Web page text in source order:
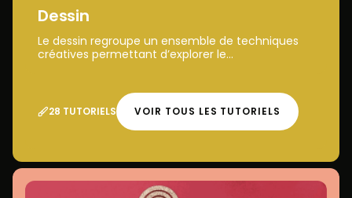
Dessin
Le dessin regroupe un ensemble de techniques
créatives permettant d’explorer le...
28 TUTORIELS VOIR TOUS LES TUTORIELS